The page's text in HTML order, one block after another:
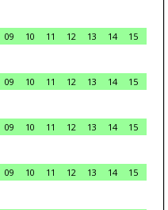
09 10 11 12 13 14
15
09 10 11 12 13 14
15
09 10 11 12 13 14
15
09 10 11 12 13 14
15